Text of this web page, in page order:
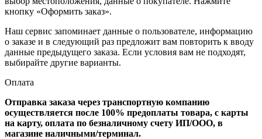
кнопку «Оформить заказ».
Наш сервис запоминает данные о пользователе, информацию
о заказе и в следующий раз предложит вам повторить к вводу
данные предыдущего заказа. Если условия вам не подходят,
выбирайте другие варианты.
Оплата
Отправка заказа через транспортную компанию
осуществляется после 100% предоплаты товара, с карты
на карту, оплата по безналичному счету ИП/ООО, в
магазине наличными/терминал.